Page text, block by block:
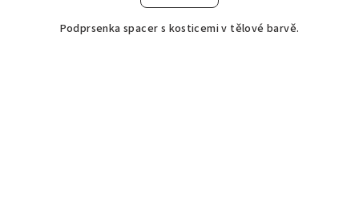
Podprsenka spacer s kosticemi v tělové barvě.